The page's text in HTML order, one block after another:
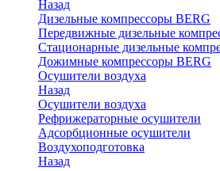
Назад
Дизельные компрессоры BERG
Передвижные дизельные
Стационарные дизельные
Дожимные компрессоры BERG
Осушители воздуха
Назад
Осушители воздуха
Рефрижераторные осушители
Адсорбционные осушители
Воздухоподготовка
Назад